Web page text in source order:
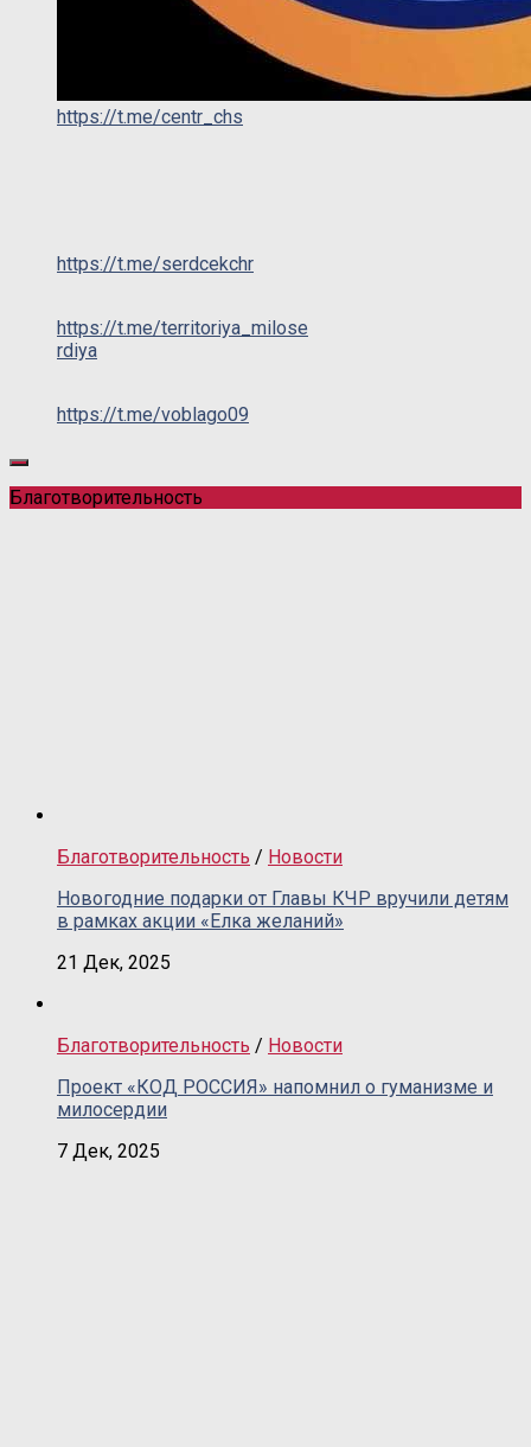
https://t.me/centr_chs
https://t.me/serdcekchr
https://t.me/territoriya_milose
rdiya
https://t.me/voblago09
Благотворительность
Благотворительность / Новости
Новогодние подарки от Главы КЧР вручили детям
в рамках акции «Елка желаний»
21 Дек, 2025
Благотворительность / Новости
Проект «КОД РОССИЯ» напомнил о гуманизме и
милосердии
7 Дек, 2025